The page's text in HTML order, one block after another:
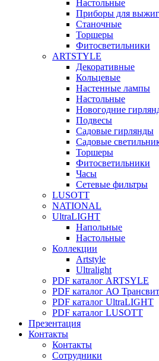
Настольные
Приборы для
Станочные
Торшеры
Фитосветильники
ARTSTYLE
Декоративные
Кольцевые
Настенные лампы
Настольные
Новогодние
Подвесы
Садовые гирлянды
Садовые
Торшеры
Фитосветильники
Часы
Сетевые фильтры
LUSOTT
NATIONAL
UltraLIGHT
Напольные
Настольные
Коллекции
Artstyle
Ultralight
PDF каталог ARTSYLE
PDF каталог АО Трансвит
PDF каталог UltraLIGHT
PDF каталог LUSOTT
Презентация
Контакты
Контакты
Сотрудники